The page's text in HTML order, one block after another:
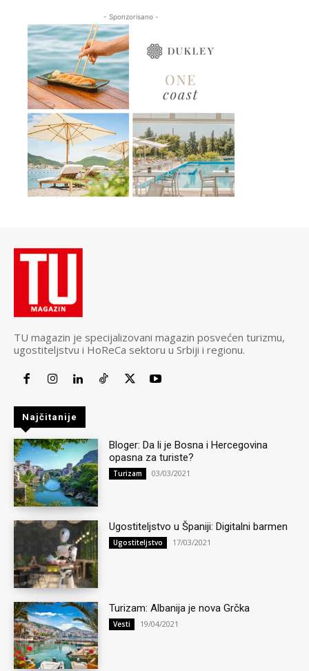
- Sponzorisano -
TU magazin je specijalizovani magazin posvećen turizmu,
ugostiteljstvu i HoReCa sektoru u Srbiji i regionu.
Najčitanije
Bloger: Da li je Bosna i Hercegovina
opasna za turiste?
Turizam 03/03/2021
Ugostiteljstvo u Španiji: Digitalni barmen
Ugostiteljstvo 17/03/2021
Turizam: Albanija je nova Grčka
Vesti 19/04/2021